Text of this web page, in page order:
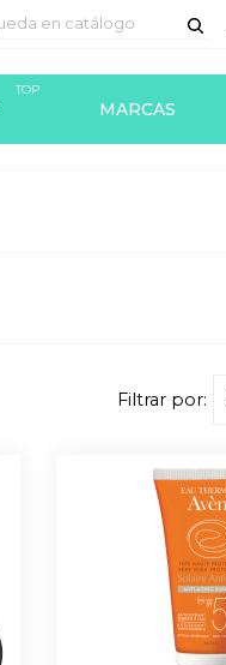
TOP
MARCAS
Filtrar por: